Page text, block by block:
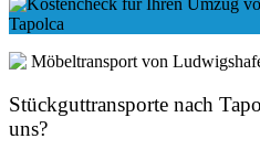
Stückguttransporte nach
uns?